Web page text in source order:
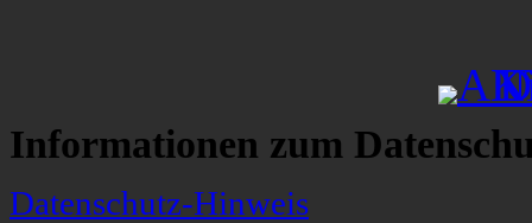
Informationen zum
Datenschutz-Hinweis